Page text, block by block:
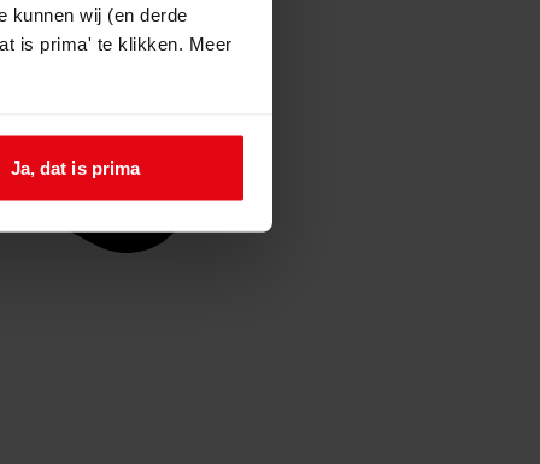
kunnen wij (en derde
is prima' te klikken. Meer
Ja, dat is prima